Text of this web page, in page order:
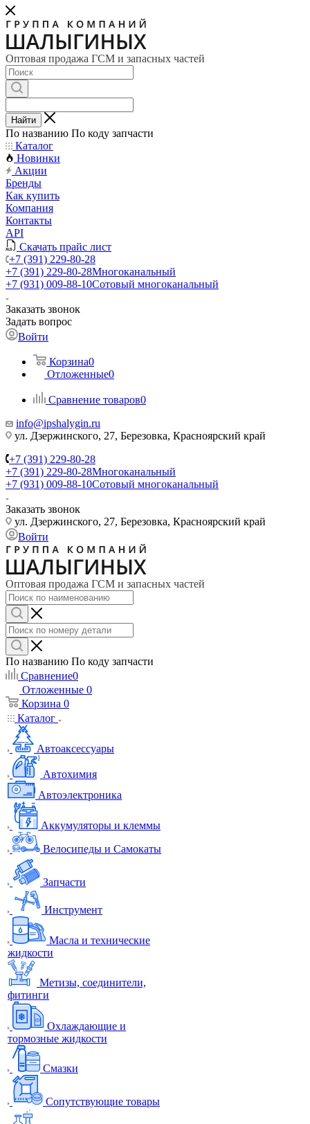
Оптовая продажа ГСМ и запасных частей
Найти
По названию По коду запчасти
Каталог
Новинки
Акции
Бренды
Как купить
Компания
Контакты
API
Скачать прайс лист
+7 (391) 229-80-28
+7 (391) 229-80-28Многоканальный
+7 (931) 009-88-10Сотовый многоканальный
Заказать звонок
Задать вопрос
Войти
Корзина0
Отложенные0
Сравнение товаров0
info@ipshalygin.ru
ул. Дзержинского, 27, Березовка, Красноярский край
+7 (391) 229-80-28
+7 (391) 229-80-28Многоканальный
+7 (931) 009-88-10Сотовый многоканальный
Заказать звонок
ул. Дзержинского, 27, Березовка, Красноярский край
Войти
Оптовая продажа ГСМ и запасных частей
По названию По коду запчасти
Сравнение0
Отложенные 0
Корзина 0
Каталог
Автоаксессуары
Автохимия
Автоэлектроника
Аккумуляторы и клеммы
Велосипеды и Самокаты
Запчасти
Инструмент
Масла и технические
жидкости
Метизы, соединители,
фитинги
Охлаждающие и
тормозные жидкости
Смазки
Сопутствующие товары